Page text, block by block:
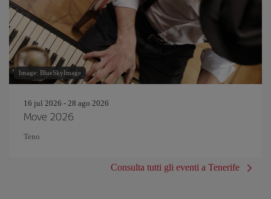
Image: BlueSkyImage
16 jul 2026 - 28 ago 2026
Move 2026
Teno
Consulta tutti gli eventi a Tenerife